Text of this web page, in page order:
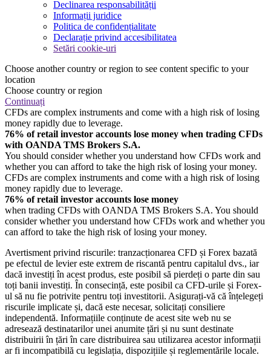
Declinarea responsabilității
Informații juridice
Politica de confidențialitate
Declarație privind accesibilitatea
Setări cookie-uri
Choose another country or region to see content specific to your
location
Choose country or region
Continuați
CFDs are complex instruments and come with a high risk of losing
money rapidly due to leverage.
76% of retail investor accounts lose money when trading CFDs
with OANDA TMS Brokers S.A.
You should consider whether you understand how CFDs work and
whether you can afford to take the high risk of losing your money.
CFDs are complex instruments and come with a high risk of losing
money rapidly due to leverage.
76% of retail investor accounts lose money
when trading CFDs with OANDA TMS Brokers S.A. You should
consider whether you understand how CFDs work and whether you
can afford to take the high risk of losing your money.
Avertisment privind riscurile: tranzacționarea CFD și Forex bazată
pe efectul de levier este extrem de riscantă pentru capitalul dvs., iar
dacă investiți în acest produs, este posibil să pierdeți o parte din sau
toți banii investiți. În consecință, este posibil ca CFD-urile și Forex-
ul să nu fie potrivite pentru toți investitorii. Asigurați-vă că înțelegeți
riscurile implicate și, dacă este necesar, solicitați consiliere
independentă. Informațiile conținute de acest site web nu se
adresează destinatarilor unei anumite țări și nu sunt destinate
distribuirii în țări în care distribuirea sau utilizarea acestor informații
ar fi incompatibilă cu legislația, dispozițiile și reglementările locale.